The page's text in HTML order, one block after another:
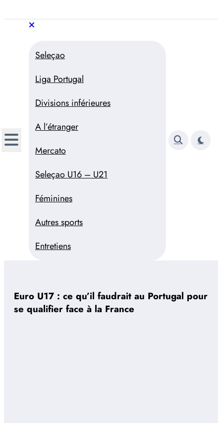
au
Trivela
L'actualité du football portugais
Seleçao
Liga Portugal
Divisions inférieures
A l’étranger
Mercato
Seleçao U16 – U21
Féminines
Autres sports
Entretiens
Euro U17 : ce qu’il faudrait au Portugal pour
se qualifier face à la France